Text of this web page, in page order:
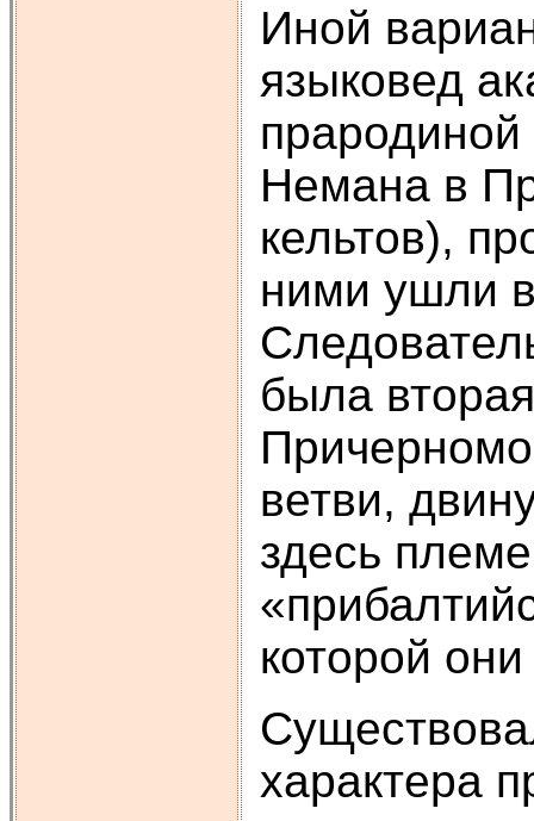
Иной
языковед
Немана в
кельтов),
ними ушли
была
ветви,
здесь
которой
характера